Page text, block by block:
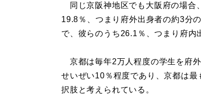
同じ京阪神地区でも大阪府の場合
19.8％、つまり府外出身者の約3分
で、彼らのうち26.1％、つまり府内
京都は毎年2万人程度の学生を府
せいぜい10％程度であり、京都は
択肢と考えられている。